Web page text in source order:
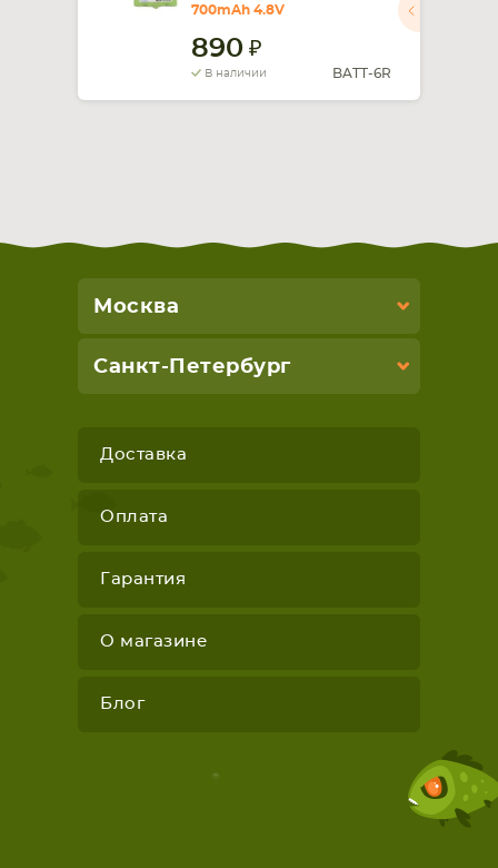
700mAh 4.8V
890
В наличии BATT-6R
Москва
Санкт-Петербург
Доставка
Оплата
Гарантия
О магазине
Блог